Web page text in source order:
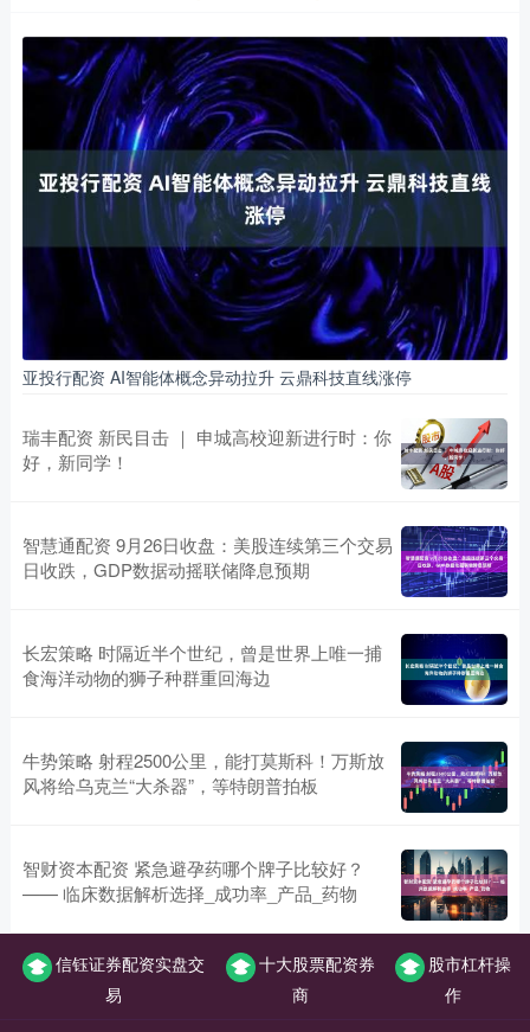
亚投行配资 AI智能体概念异动拉升 云鼎科技直线涨停
瑞丰配资 新民目击 ｜ 申城高校迎新进行时：你
好，新同学！
智慧通配资 9月26日收盘：美股连续第三个交易
日收跌，GDP数据动摇联储降息预期
长宏策略 时隔近半个世纪，曾是世界上唯一捕
食海洋动物的狮子种群重回海边
牛势策略 射程2500公里，能打莫斯科！万斯放
风将给乌克兰“大杀器”，等特朗普拍板
智财资本配资 紧急避孕药哪个牌子比较好？
—— 临床数据解析选择_成功率_产品_药物
信钰证券配资实盘交
易
十大股票配资券
商
股市杠杆操
作